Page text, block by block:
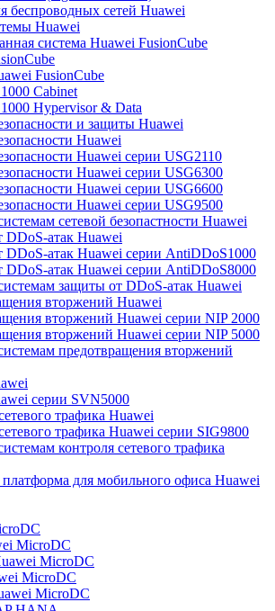
беспроводных сетей Huawei
Huawei
система Huawei FusionCube
FusionCube
Cabinet
Hypervisor & Data
и защиты Huawei
Huawei
Huawei серии USG2110
Huawei серии USG6300
Huawei серии USG6600
Huawei серии USG9500
сетевой безопастности Huawei
атак Huawei
атак Huawei серии AntiDDoS1000
атак Huawei серии AntiDDoS8000
защиты от DDoS-атак Huawei
вторжений Huawei
вторжений Huawei серии NIP 2000
вторжений Huawei серии NIP 5000
предотвращения вторжений
серии SVN5000
трафика Huawei
трафика Huawei серии SIG9800
контроля сетевого трафика
платформа для мобильного офиса Huawei
MicroDC
MicroDC
MicroDC
MicroDC